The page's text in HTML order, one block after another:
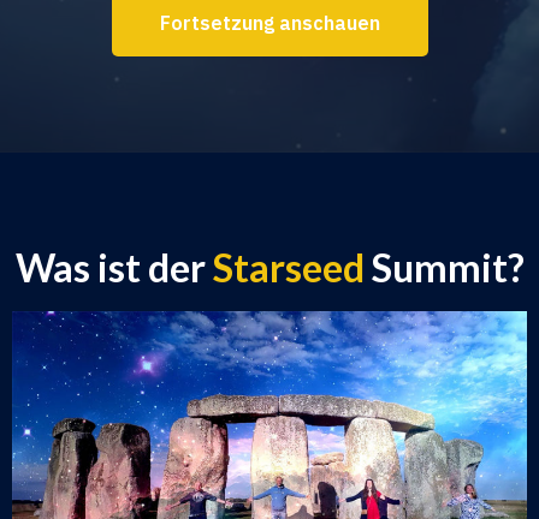
Fortsetzung anschauen
Was ist derStarseed Summit?